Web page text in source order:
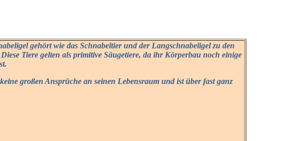
gehört wie das Schnabeltier und der Langschnabeligel zu den
Tiere gelten als primitive Säugetiere, da ihr Körperbau noch einige
großen Ansprüche an seinen Lebensraum und ist über fast ganz